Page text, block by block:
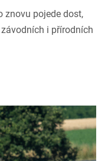
znovu pojede dost,
i přírodních